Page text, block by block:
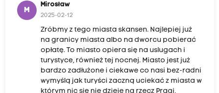
M
Mirosław
2025-02-12
Zróbmy z tego miasta skansen. Najlepiej już
na granicy miasta albo na dworcu pobierać
opłatę. To miasto opiera się na uslugach i
turystyce, również tej nocnej. Miasto jest już
bardzo zadłużone i ciekawe co nasi bez-radni
wymyślą jak turyści zaczną uciekać z miasta w
którym nic się nie dzieje na rzecz Pragi,